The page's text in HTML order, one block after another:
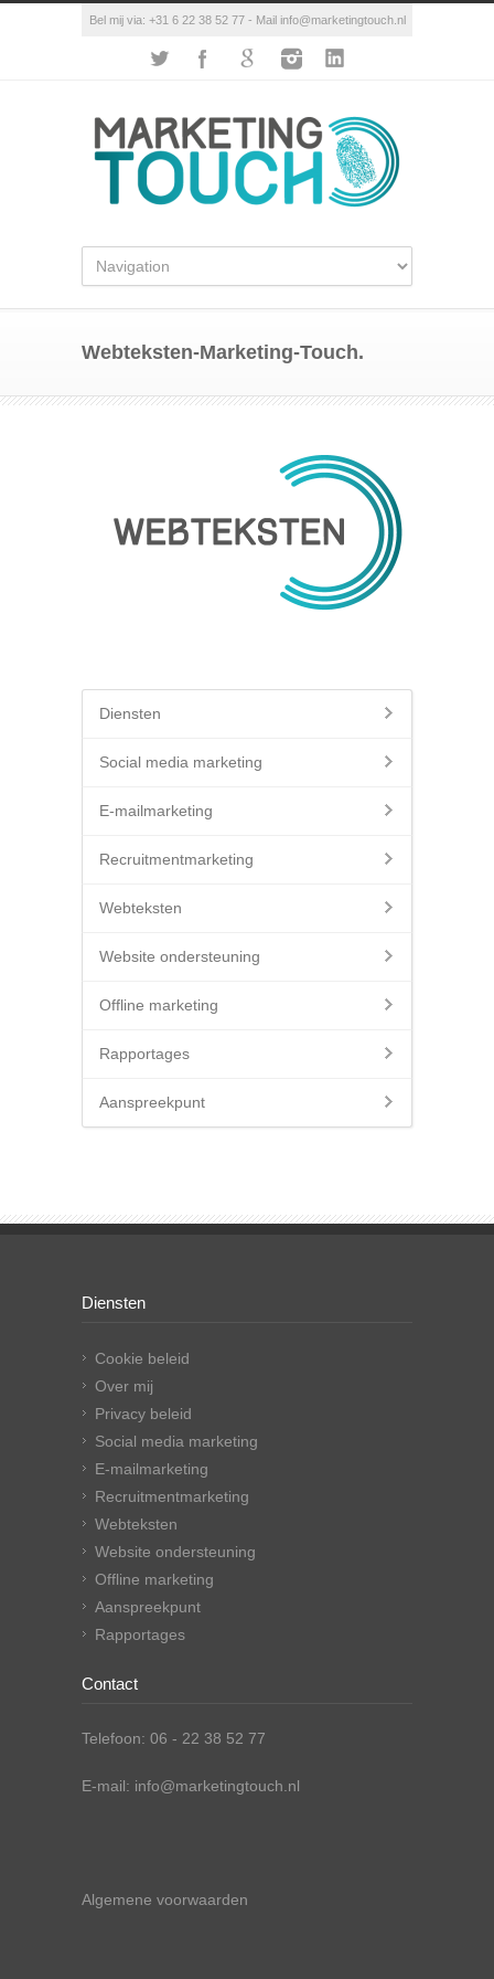
Bel mij via: +31 6 22 38 52 77 - Mail info@marketingtouch.nl
Webteksten-Marketing-Touch.
Diensten
Social media marketing
E-mailmarketing
Recruitmentmarketing
Webteksten
Website ondersteuning
Offline marketing
Rapportages
Aanspreekpunt
Diensten
Cookie beleid
Over mij
Privacy beleid
Social media marketing
E-mailmarketing
Recruitmentmarketing
Webteksten
Website ondersteuning
Offline marketing
Aanspreekpunt
Rapportages
Contact
Telefoon: 06 - 22 38 52 77
E-mail: info@marketingtouch.nl
Algemene voorwaarden